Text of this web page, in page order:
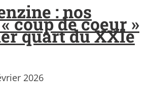
: nos
coup de coeur »
quart du XXIe
2026